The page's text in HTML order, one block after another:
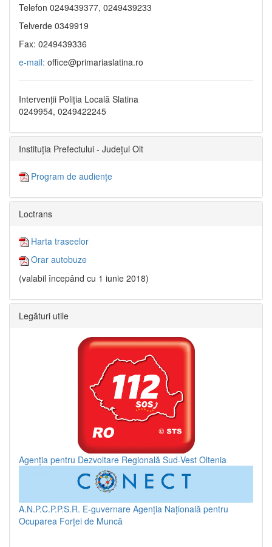
Telefon 0249439377, 0249439233
Telverde 0349919
Fax: 0249439336
e-mail: office@primariaslatina.ro
Intervenții Poliția Locală Slatina
0249954, 0249422245
Instituția Prefectului - Județul Olt
Program de audiențe
Loctrans
Harta traseelor
Orar autobuze
(valabil începând cu 1 iunie 2018)
Legături utile
Agenția pentru Dezvoltare Regională Sud-Vest Oltenia
A.N.P.C.P.P.S.R. E-guvernare Agenția Națională pentru
Ocuparea Forței de Muncă